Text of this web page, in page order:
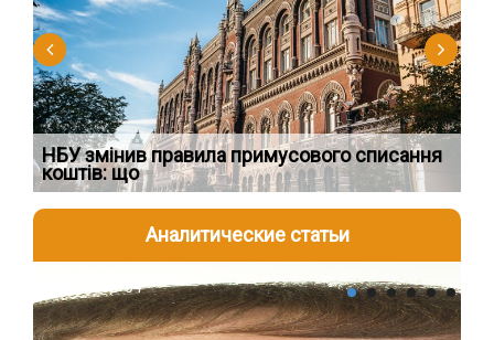
НБУ змінив правила примусового списання
коштів: що
Аналитические статьи
2026-08-04